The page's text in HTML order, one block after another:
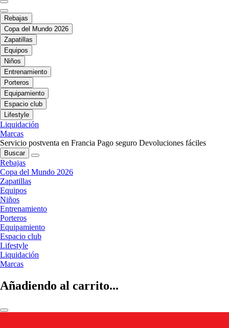
Rebajas
Copa del Mundo 2026
Zapatillas
Equipos
Niños
Entrenamiento
Porteros
Equipamiento
Espacio club
Lifestyle
Liquidación
Marcas
Servicio postventa en Francia Pago seguro Devoluciones fáciles
Buscar
Rebajas
Copa del Mundo 2026
Zapatillas
Equipos
Niños
Entrenamiento
Porteros
Equipamiento
Espacio club
Lifestyle
Liquidación
Marcas
Añadiendo al carrito...